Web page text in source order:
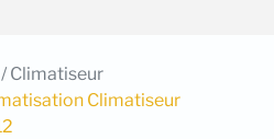
/ Climatiseur
Climatiseur